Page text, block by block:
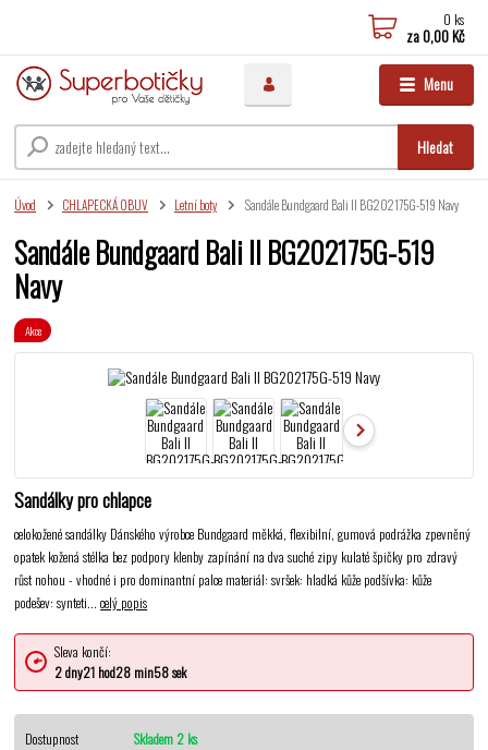
Menu
Hledat
0 ks
za0,00 Kč
Úvod CHLAPECKÁ OBUV Letní boty Sandále Bundgaard Bali II BG202175G-519 Navy
Sandále Bundgaard Bali II BG202175G-519
Navy
Akce
Sandálky pro chlapce
celokožené sandálky Dánského výrobce Bundgaard měkká, flexibilní, gumová podrážka zpevněný
opatek kožená stélka bez podpory klenby zapínání na dva suché zipy kulaté špičky pro zdravý
růst nohou - vhodné i pro dominantní palce materiál: svršek: hladká kůže podšívka: kůže
podešev: synteti...celý popis
Sleva končí:
2dny21hod28min58sek
Dostupnost
Skladem 2 ks